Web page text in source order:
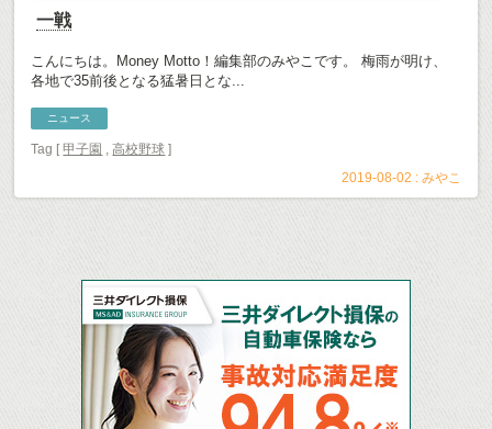
一戦
こんにちは。Money Motto！編集部のみやこです。 梅雨が明け、
各地で35前後となる猛暑日とな...
ニュース
Tag [甲子園 ,高校野球 ]
2019-08-02 : みやこ